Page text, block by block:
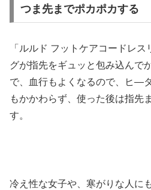
つま先までポカポカする
「ルルド フットケアコードレ
グが指先をギュッと包み込んで
で、血行もよくなるので、ヒ―
もかかわらず、使った後は指先
す。
冷え性な女子や、寒がりな人に